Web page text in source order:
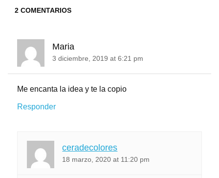
2 COMENTARIOS
Maria
3 diciembre, 2019 at 6:21 pm
Me encanta la idea y te la copio
Responder
ceradecolores
18 marzo, 2020 at 11:20 pm